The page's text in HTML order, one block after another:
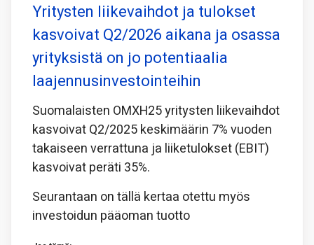
Yritysten liikevaihdot ja tulokset
kasvoivat Q2/2026 aikana ja osassa
yrityksistä on jo potentiaalia
laajennusinvestointeihin
Suomalaisten OMXH25 yritysten liikevaihdot
kasvoivat Q2/2025 keskimäärin 7% vuoden
takaiseen verrattuna ja liiketulokset (EBIT)
kasvoivat peräti 35%.
Seurantaan on tällä kertaa otettu myös
investoidun pääoman tuotto